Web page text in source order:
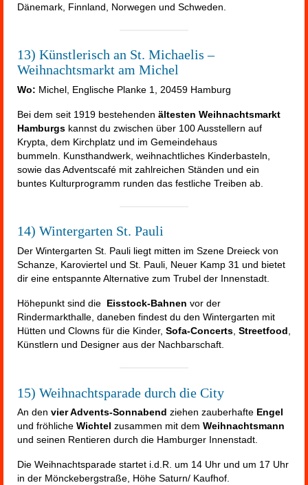
Dänemark, Finnland, Norwegen und Schweden.
13) Künstlerisch an St. Michaelis –
Weihnachtsmarkt am Michel
Wo: Michel, Englische Planke 1, 20459 Hamburg
Bei dem seit 1919 bestehenden ältesten Weihnachtsmarkt
Hamburgs kannst du zwischen über 100 Ausstellern auf
Krypta, dem Kirchplatz und im Gemeindehaus
bummeln. Kunsthandwerk, weihnachtliches Kinderbasteln,
sowie das Adventscafé mit zahlreichen Ständen und ein
buntes Kulturprogramm runden das festliche Treiben ab.
14) Wintergarten St. Pauli
Der Wintergarten St. Pauli liegt mitten im Szene Dreieck von
Schanze, Karoviertel und St. Pauli, Neuer Kamp 31 und bietet
dir eine entspannte Alternative zum Trubel der Innenstadt.
Höhepunkt sind die Eisstock-Bahnen vor der
Rindermarkthalle, daneben findest du den Wintergarten mit
Hütten und Clowns für die Kinder, Sofa-Concerts, Streetfood,
Künstlern und Designer aus der Nachbarschaft.
15) Weihnachtsparade durch die City
An den vier Advents-Sonnabend ziehen zauberhafte Engel
und fröhliche Wichtel zusammen mit dem Weihnachtsmann
und seinen Rentieren durch die Hamburger Innenstadt.
Die Weihnachtsparade startet i.d.R. um 14 Uhr und um 17 Uhr
in der Mönckebergstraße, Höhe Saturn/ Kaufhof.